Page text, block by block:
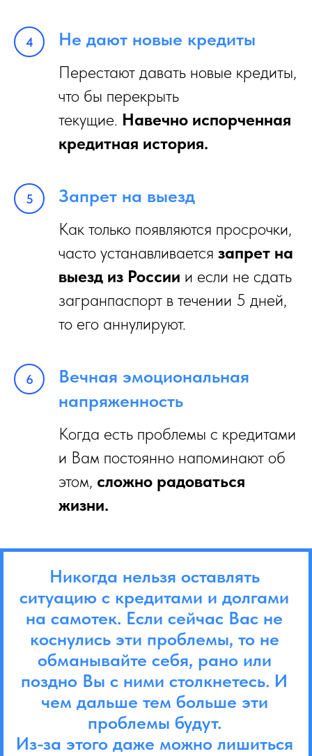
Не дают новые кредиты
Перестают давать новые кредиты,
что бы перекрыть
текущие. Навечно испорченная
кредитная история.
Запрет на выезд
Как только появляются просрочки,
часто устанавливается запрет на
выезд из России и если не сдать
загранпаспорт в течении 5 дней,
то его аннулируют.
Вечная эмоциональная
напряженность
Когда есть проблемы с кредитами
и Вам постоянно напоминают об
этом, сложно радоваться
жизни.
Никогда нельзя оставлять
ситуацию с кредитами и долгами
на самотек. Если сейчас Вас не
коснулись эти проблемы, то не
обманывайте себя, рано или
поздно Вы с ними столкнетесь. И
чем дальше тем больше эти
проблемы будут.
Из-за этого даже можно лишиться